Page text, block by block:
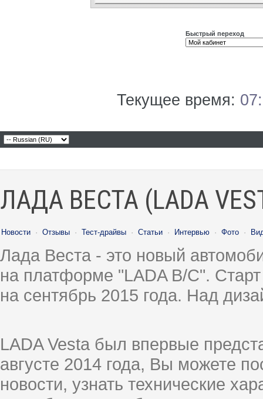
Быстрый переход
Текущее время:
ЛАДА ВЕСТА (LADA
Новости · Отзывы · Тест-драйвы · Статьи · Интервью · Фото ·
Лада Веста - это новый
на платформе "LADA B/C".
на сентябрь 2015 года. Над
LADA Vesta был впервые
августе 2014 года, Вы можете
новости, узнать технические